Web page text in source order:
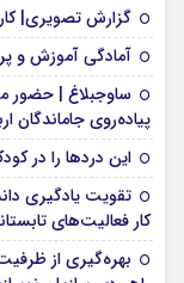
گزارش تصویری|
آمادگی آموزش و
ساوجبلاغ | حضور
پیاده‌روی جاماندگان
این درد‌ها را در
تقویت یادگیری
کار فعالیت‌های
بهره‌گیری از